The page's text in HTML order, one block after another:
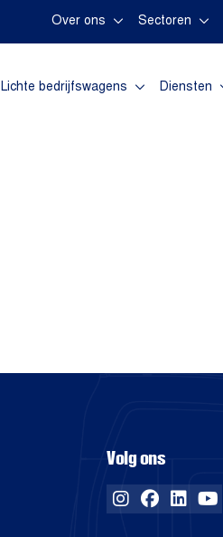
Over ons Sectoren
Lichte bedrijfswagens Diensten
Volg ons